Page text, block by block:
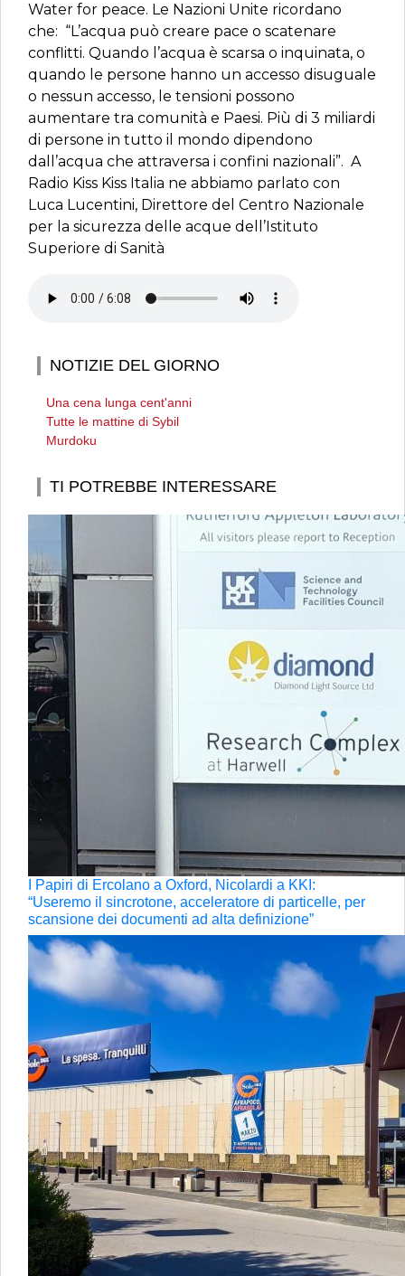
Water for peace. Le Nazioni Unite ricordano
che: “L’acqua può creare pace o scatenare
conflitti. Quando l’acqua è scarsa o inquinata, o
quando le persone hanno un accesso disuguale
o nessun accesso, le tensioni possono
aumentare tra comunità e Paesi. Più di 3 miliardi
di persone in tutto il mondo dipendono
dall’acqua che attraversa i confini nazionali”. A
Radio Kiss Kiss Italia ne abbiamo parlato con
Luca Lucentini, Direttore del Centro Nazionale
per la sicurezza delle acque dell’Istituto
Superiore di Sanità
NOTIZIE DEL GIORNO
Una cena lunga cent'anni
Tutte le mattine di Sybil
Murdoku
TI POTREBBE INTERESSARE
I Papiri di Ercolano a Oxford, Nicolardi a KKI:
“Useremo il sincrotone, acceleratore di particelle, per
scansione dei documenti ad alta definizione”